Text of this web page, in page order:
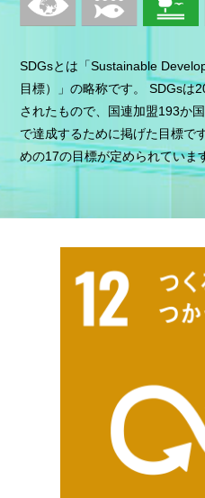
SDGsとは「Sustainable
目標）」の略称です。 SDGsは
されたもので、国連加盟193か
で達成するために掲げた目標で
めの17の目標が定められていま